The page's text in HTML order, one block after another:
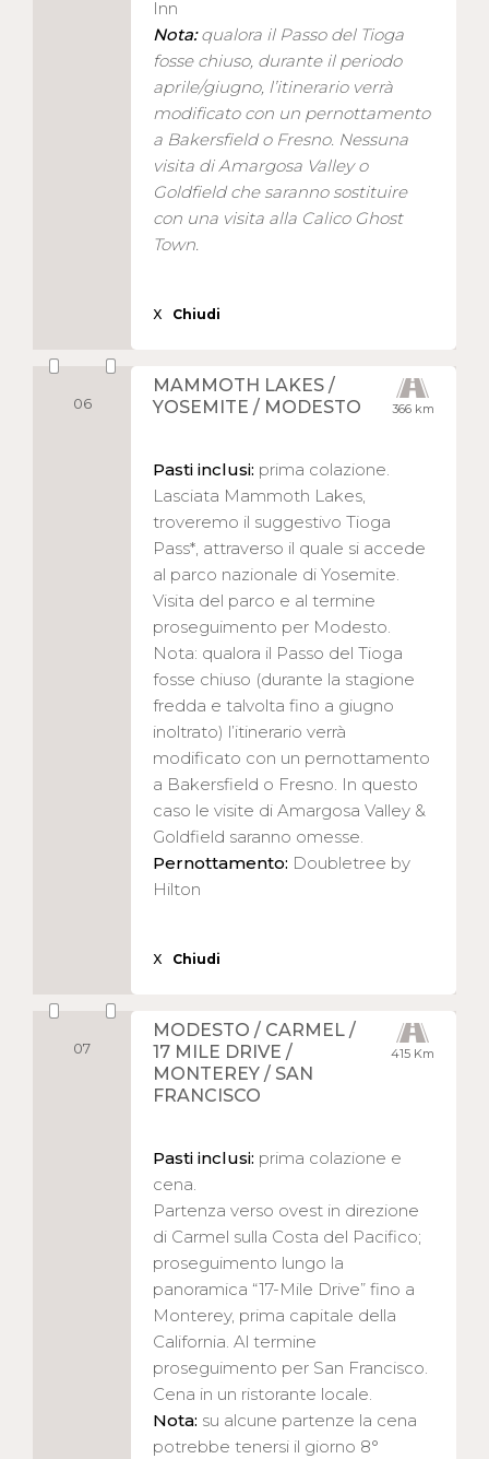
Inn
Nota:qualora il Passo del Tioga
fosse chiuso, durante il periodo
aprile/giugno, l’itinerario verrà
modificato con un pernottamento
a Bakersfield o Fresno. Nessuna
visita di Amargosa Valley o
Goldfield che saranno sostituire
con una visita alla Calico Ghost
Town.
X Chiudi
06 366 km
MAMMOTH LAKES /
YOSEMITE / MODESTO
Pasti inclusi: prima colazione.
Lasciata Mammoth Lakes,
troveremo il suggestivo Tioga
Pass*, attraverso il quale si accede
al parco nazionale di Yosemite.
Visita del parco e al termine
proseguimento per Modesto.
Nota: qualora il Passo del Tioga
fosse chiuso (durante la stagione
fredda e talvolta fino a giugno
inoltrato) l’itinerario verrà
modificato con un pernottamento
a Bakersfield o Fresno. In questo
caso le visite di Amargosa Valley &
Goldfield saranno omesse.
Pernottamento: Doubletree by
Hilton
X Chiudi
07 415 Km
MODESTO / CARMEL /
17 MILE DRIVE /
MONTEREY / SAN
FRANCISCO
Pasti inclusi: prima colazione e
cena.
Partenza verso ovest in direzione
di Carmel sulla Costa del Pacifico;
proseguimento lungo la
panoramica “17-Mile Drive” fino a
Monterey, prima capitale della
California. Al termine
proseguimento per San Francisco.
Cena in un ristorante locale.
Nota: su alcune partenze la cena
potrebbe tenersi il giorno 8°